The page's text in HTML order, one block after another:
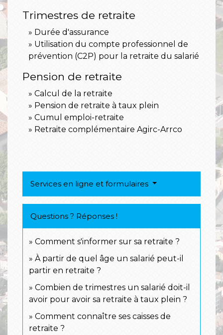
Trimestres de retraite
Durée d'assurance
Utilisation du compte professionnel de
prévention (C2P) pour la retraite du salarié
Pension de retraite
Calcul de la retraite
Pension de retraite à taux plein
Cumul emploi-retraite
Retraite complémentaire Agirc-Arrco
Services en ligne et formulaires
Questions ? Réponses !
Comment s'informer sur sa retraite ?
À partir de quel âge un salarié peut-il
partir en retraite ?
Combien de trimestres un salarié doit-il
avoir pour avoir sa retraite à taux plein ?
Comment connaître ses caisses de
retraite ?